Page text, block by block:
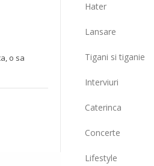
o sa
Hater
Lansare
Tigani si tiganie
Interviuri
Caterinca
Concerte
Lifestyle